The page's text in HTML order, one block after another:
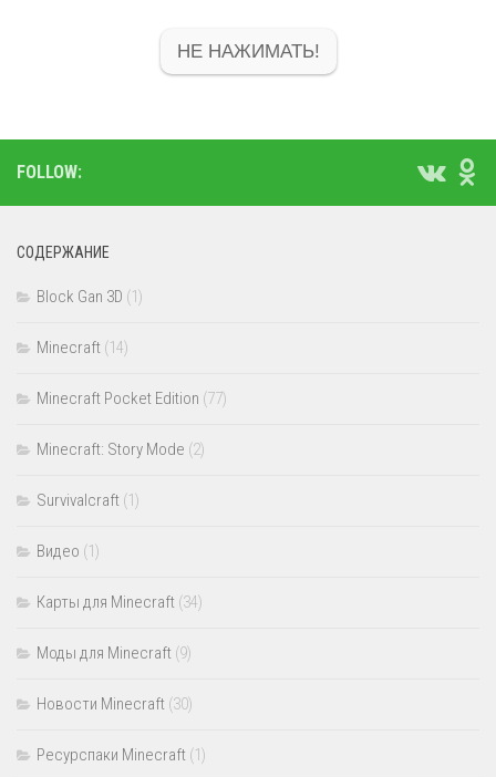
НЕ НАЖИМАТЬ!
FOLLOW:
СОДЕРЖАНИЕ
Block Gan 3D (1)
Minecraft (14)
Minecraft Pocket Edition (77)
Minecraft: Story Mode (2)
Survivalcraft (1)
Видео (1)
Карты для Minecraft (34)
Моды для Minecraft (9)
Новости Minecraft (30)
Ресурспаки Minecraft (1)